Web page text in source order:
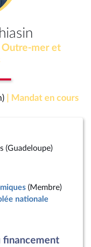
Outre-mer et
| Mandat en cours
(Guadeloupe)
(Membre)
nationale
financement